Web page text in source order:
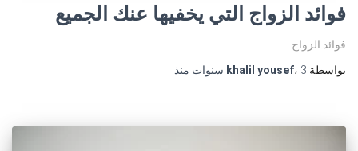
فوائد الزواج التي يخفيها عنك الجميع
فوائد الزواج
بواسطة
khalil yousef، 3 سنوات منذ